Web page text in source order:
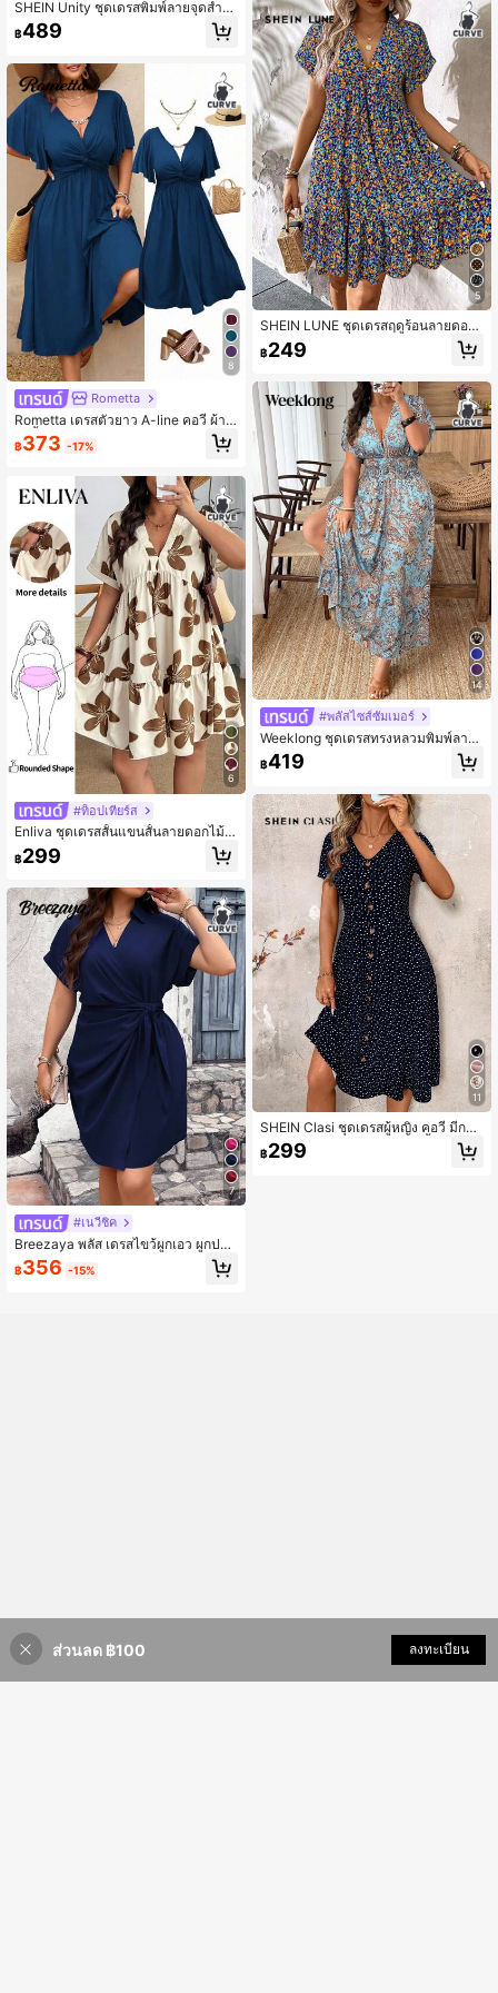
SHEIN Unity ชุดเดรสพิมพ์ลายจุดสำห
รับคนรูปร่างใหญ่พร้อมเอวผูก, ระบายช
ายและแต่งแยกข้าง
฿489
8
Rometta
Rometta เดรสตัวยาว A-line คอวี ผ้าถั
ก เนื้อโดดเด่น เอวพับข้างพร้อมพู่ และลู
กโซ่ สำหรับสตรีไซส์พิเศษ ใส่ได้ทั้งฤดูใ
฿373 -17%
6
#ท็อปเทียร์ส
Enliva ชุดเดรสสั้นแขนสั้นลายดอกไม้ส
ไตล์โบโฮสำหรับผู้หญิงไซซ์ใหญ่ ฤดูร้อน
ลำลอง ชุดเดรสวันหยุด สีน้ำตาลกาแฟ
ซี่ ชุดเดรสลำลองสำหรับผู้หญิง ชุดเดรส
สำหรับผู้หญิง ชุดเดรสชายหาดวันหยุด
ชุดเดรสสำหรับผู้หญิง ชุดเดรสชนบทสำ
หรับผู้หญิง ชุดเดรสใหม่สำหรับผู้หญิง เสื้
อผ้าลำลองไซซ์ใหญ่สำหรับผู้หญิง เสื้อผ้
า ชุดสำหรับผู้หญิงไซซ์ใหญ่ สำหรับรูปร่
างแอปเปิลและรูปร่างกลม
฿299
7
#เนวี่ชิค
Breezaya พลัส เดรสไขว้ผูกเอว ผูกปมอ
ยู่ข้างๆ
฿356 -15%
5
SHEIN LUNE ชุดเดรสฤดูร้อนลายดอกไ
ม้พลัสไซส์ ทรงหลวม ลำลอง สำหรับวัน
หยุดพักผ่อน ชุดเดรสฤดูร้อนลายดอกไม้
อนแขนสั้น ชุดเดรสฤดูร้อนสำหรับผู้หญิ
ง, ชุดสำหรับวันหยุดสำหรับผู้หญิง
฿249
14
#พลัสไซส์ซัมเมอร์
Weeklong ชุดเดรสทรงหลวมพิมพ์ลาย
Paisley สไตล์รีสอร์ทลำลองไซส์ใหญ่พิเ
ศษ ดีไซน์ชายเสื้อไม่สมมาตร
฿419
11
SHEIN Clasi ชุดเดรสผู้หญิง คอวี มีกระ
ดุม ลายจุดสีแดง กระชับเอว,เสื้อผ้าฤดูใ
บไม้ผลิ,ชุดเดรสวันวาเลนไทน์
฿299
ส่วนลด ฿100 ลงทะเบียน